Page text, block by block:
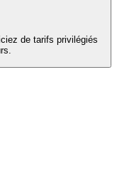
de tarifs privilégiés